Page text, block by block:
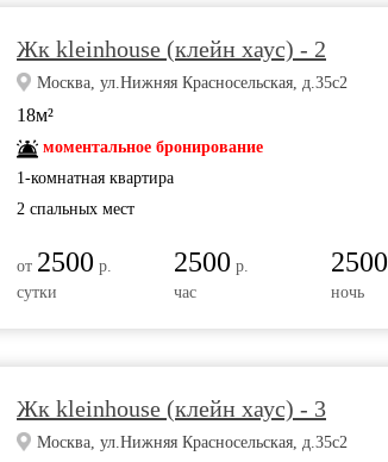
Жк kleinhouse (клейн хаус) - 2
Москва, ул.Нижняя Красносельская, д.35с2
18м²
моментальное бронирование
1-комнатная квартира
2 спальных мест
от 2500 р.
сутки
2500 р.
час
2500
ночь
Жк kleinhouse (клейн хаус) - 3
Москва, ул.Нижняя Красносельская, д.35с2